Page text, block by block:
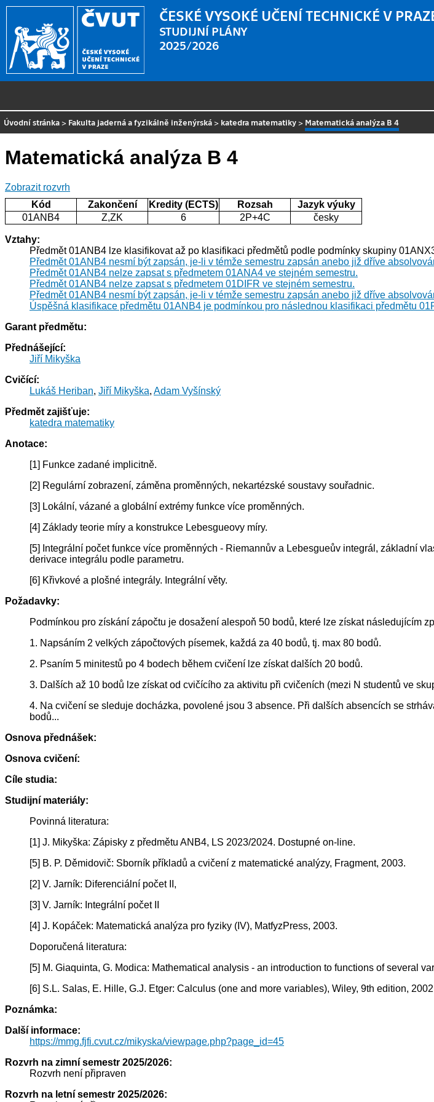
ČESKÉ VYSOKÉ UČENÍ TECHNICKÉ V
STUDIJNÍ PLÁNY
2025/2026
Úvodní stránka > Fakulta jaderná a fyzikálně inženýrská > katedra matematiky > Matematická analýza B 4
Matematická analýza B 4
Zobrazit rozvrh
Kód
Zakončení Kredity (ECTS) Rozsah
Jazyk výuky
01ANB4
Z,ZK 6 2P+4C česky
Vztahy:
Předmět 01ANB4 lze klasifikovat až po klasifikaci předmětů podle podmínky skupiny
Předmět 01ANB4 nesmí být zapsán, je-li v témže semestru zapsán anebo již dříve
Předmět 01ANB4 nelze zapsat s předmetem 01ANA4 ve stejném semestru.
Předmět 01ANB4 nelze zapsat s předmetem 01DIFR ve stejném semestru.
Předmět 01ANB4 nesmí být zapsán, je-li v témže semestru zapsán anebo již dříve
Úspěšná klasifikace předmětu 01ANB4 je podmínkou pro následnou klasifikaci předmětu
Garant předmětu:
Přednášející:
Jiří Mikyška
Cvičící:
Lukáš Heriban, Jiří Mikyška, Adam Vyšínský
Předmět zajišťuje:
katedra matematiky
Anotace:
[1] Funkce zadané implicitně.
[2] Regulární zobrazení, záměna proměnných, nekartézské soustavy souřadnic.
[3] Lokální, vázané a globální extrémy funkce více proměnných.
[4] Základy teorie míry a konstrukce Lebesgueovy míry.
[5] Integrální počet funkce více proměnných - Riemannův a Lebesgueův integrál, základní
derivace integrálu podle parametru.
[6] Křivkové a plošné integrály. Integrální věty.
Požadavky:
Podmínkou pro získání zápočtu je dosažení alespoň 50 bodů, které lze získat následujícím
1. Napsáním 2 velkých zápočtových písemek, každá za 40 bodů, tj. max 80 bodů.
2. Psaním 5 minitestů po 4 bodech během cvičení lze získat dalších 20 bodů.
3. Dalších až 10 bodů lze získat od cvičícího za aktivitu při cvičeních (mezi N studentů ve
4. Na cvičení se sleduje docházka, povolené jsou 3 absence. Při dalších absencích se
bodů...
Osnova přednášek:
Osnova cvičení:
Cíle studia:
Studijní materiály:
Povinná literatura:
[1] J. Mikyška: Zápisky z předmětu ANB4, LS 2023/2024. Dostupné on-line.
[5] B. P. Děmidovič: Sborník příkladů a cvičení z matematické analýzy, Fragment, 2003.
[2] V. Jarník: Diferenciální počet II,
[3] V. Jarník: Integrální počet II
[4] J. Kopáček: Matematická analýza pro fyziky (IV), MatfyzPress, 2003.
Doporučená literatura:
[5] M. Giaquinta, G. Modica: Mathematical analysis - an introduction to functions of several
[6] S.L. Salas, E. Hille, G.J. Etger: Calculus (one and more variables), Wiley, 9th edition, 2002
Poznámka:
Další informace:
https://mmg.fjfi.cvut.cz/mikyska/viewpage.php?page_id=45
Rozvrh na zimní semestr 2025/2026:
Rozvrh není připraven
Rozvrh na letní semestr 2025/2026: